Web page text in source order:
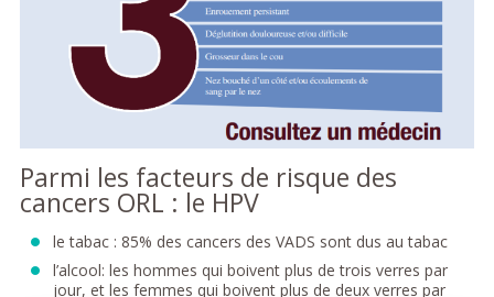
Parmi les facteurs de risque des
cancers ORL : le HPV
le tabac : 85% des cancers des VADS sont dus au tabac
l’alcool: les hommes qui boivent plus de trois verres par
jour, et les femmes qui boivent plus de deux verres par